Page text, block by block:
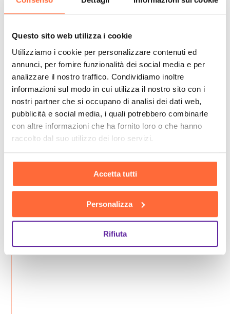
Questo sito web utilizza i cookie
Utilizziamo i cookie per personalizzare contenuti ed
annunci, per fornire funzionalità dei social media e per
analizzare il nostro traffico. Condividiamo inoltre
informazioni sul modo in cui utilizza il nostro sito con i
nostri partner che si occupano di analisi dei dati web,
pubblicità e social media, i quali potrebbero combinarle
con altre informazioni che ha fornito loro o che hanno
raccolto dal suo utilizzo dei loro servizi.
Accetta tutti
Personalizza
Rifiuta